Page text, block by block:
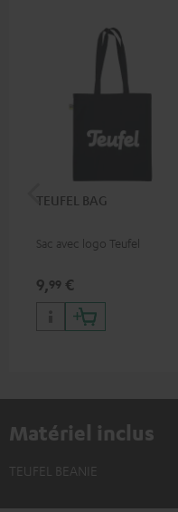
TEUFEL BAG
Sac avec logo Teufel
9,99 €
Matériel inclus
TEUFEL BEANIE